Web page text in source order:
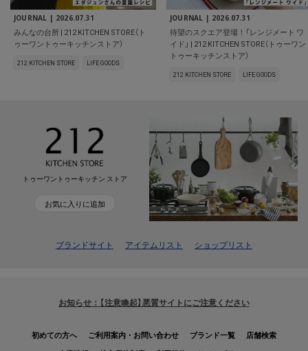
JOURNAL | 2026.07.31
みんなの台所 | 212 KITCHEN STORE（ト
ゥーワントゥーキッチンストア）
212 KITCHEN STORE LIFE GOODS
JOURNAL | 2026.07.31
待望のスクエア登場！「レンジメート ワ
イド」 | 212 KITCHEN STORE（トゥーワン
トゥーキッチンストア）
212 KITCHEN STORE LIFE GOODS
トゥーワントゥーキッチン ストア
お気に入りに追加
ブランドサイト アイテムリスト ショップリスト
お知らせ：【注意喚起】悪質サイトにご注意ください
初めての方へ ご利用案内・お問い合わせ ブランド一覧
店舗検索